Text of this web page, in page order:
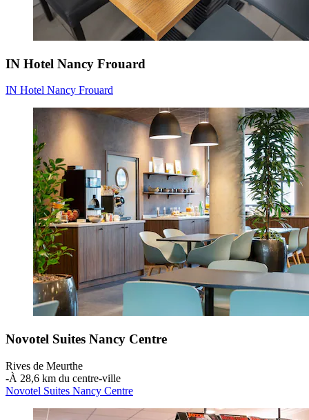
IN Hotel Nancy Frouard
IN Hotel Nancy Frouard
Novotel Suites Nancy Centre
Rives de Meurthe
‐À 28,6 km du centre-ville
Novotel Suites Nancy Centre